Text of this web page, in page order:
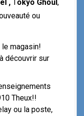
, Tokyo Ghoul,
ou
magasin!
découvrir sur
Theux!!
ou la poste,